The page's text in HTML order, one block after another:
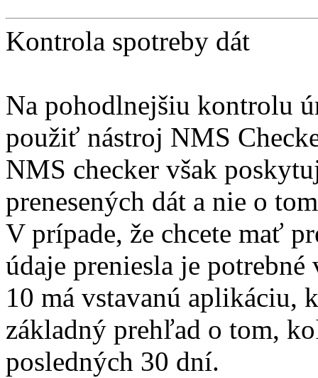
Kontrola spotreby dát
Na pohodlnejšiu kontrolu
použiť nástroj NMS
NMS checker však
prenesených dát a nie o
V prípade, že chcete mať
údaje preniesla je
10 má vstavanú aplikáciu,
základný prehľad o tom,
posledných 30 dní.